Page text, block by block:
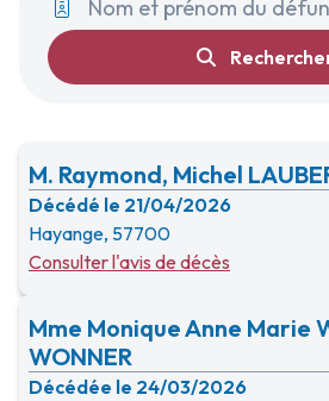
M. Raymond, Michel
Décédé le 21/04/2026
Hayange, 57700
Consulter l'avis de décès
Mme Monique Anne Marie
WONNER
Décédée le 24/03/2026